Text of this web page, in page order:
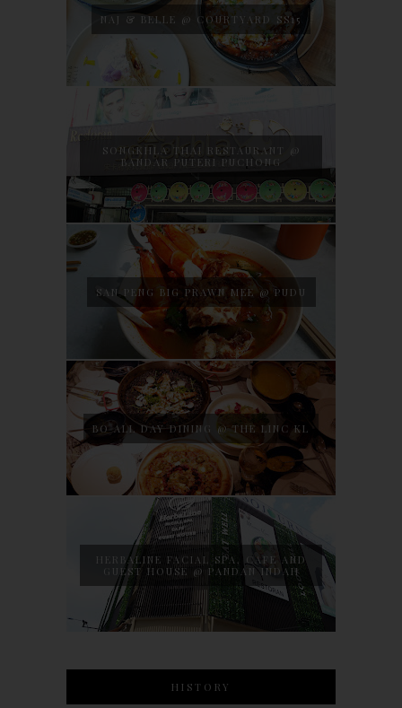
NAJ & BELLE @ COURTYARD SS15
SONGKHLA THAI RESTAURANT @
BANDAR PUTERI PUCHONG
SAN PENG BIG PRAWN MEE @ PUDU
BO ALL DAY DINING @ THE LINC KL
HERBALINE FACIAL SPA, CAFE AND
GUEST HOUSE @ PANDAN INDAH
HISTORY